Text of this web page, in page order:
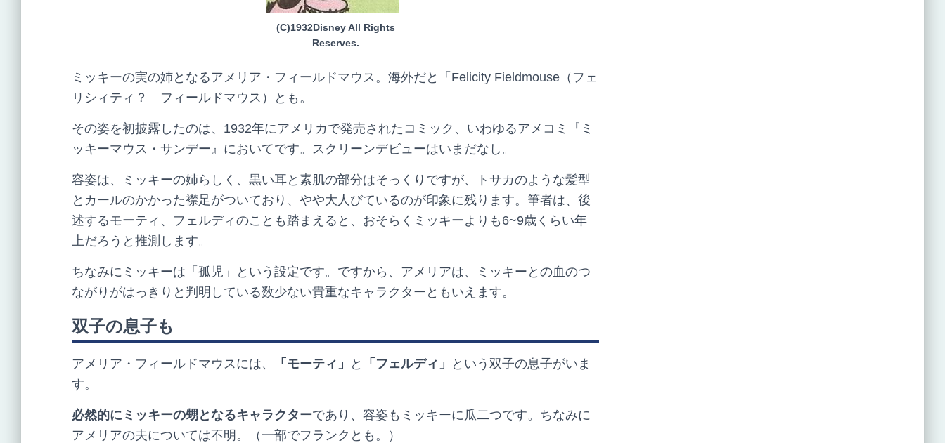
(C)1932Disney All Rights
Reserves.
ミッキーの実の姉となるアメリア・フィールドマウス。海外だと「Felicity Fieldmouse（フェ
リシィティ？ フィールドマウス）とも。
その姿を初披露したのは、1932年にアメリカで発売されたコミック、いわゆるアメコミ『ミ
ッキーマウス・サンデー』においてです。スクリーンデビューはいまだなし。
容姿は、ミッキーの姉らしく、黒い耳と素肌の部分はそっくりですが、トサカのような髪型
とカールのかかった襟足がついており、やや大人びているのが印象に残ります。筆者は、後
述するモーティ、フェルディのことも踏まえると、おそらくミッキーよりも6~9歳くらい年
上だろうと推測します。
ちなみにミッキーは「孤児」という設定です。ですから、アメリアは、ミッキーとの血のつ
ながりがはっきりと判明している数少ない貴重なキャラクターともいえます。
双子の息子も
アメリア・フィールドマウスには、 「モーティ」 と 「フェルディ」
という双子の息子がいま
す。
必然的にミッキーの甥となるキャラクターであり、容姿もミッキーに瓜二つです。ちなみに
アメリアの夫については不明。（一部でフランクとも。）